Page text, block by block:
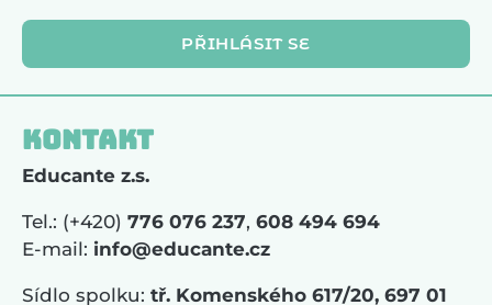
PŘIHLÁSIT SE
Kontakt
Educante z.s.
Tel.: (+420) 776 076 237, 608 494 694
E-mail: info@educante.cz
Sídlo spolku: tř. Komenského 617/20, 697 01